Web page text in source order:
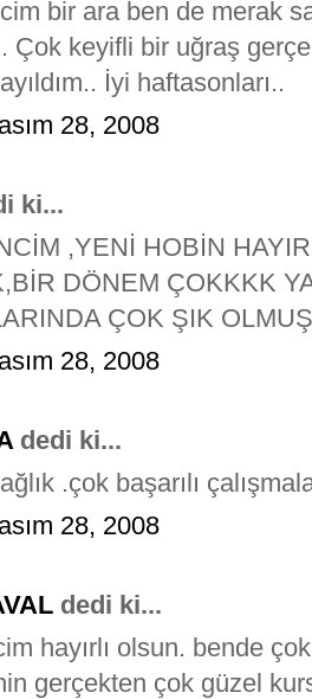
bir ara ben de merak
Çok keyifli bir uğraş
İyi haftasonları..
28, 2008
ki...
,YENİ HOBİN
DÖNEM ÇOKKKK
ÇOK ŞIK
28, 2008
dedi ki...
.çok başarılı
28, 2008
dedi ki...
hayırlı olsun. bende
gerçekten çok güzel